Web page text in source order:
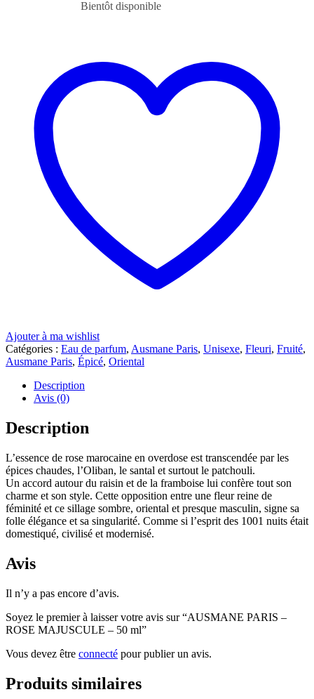
Ajouter à ma wishlist
Catégories : Eau de parfum, Ausmane Paris, Unisexe, Fleuri, Fruité,
Ausmane Paris, Épicé, Oriental
Description
Avis (0)
Description
L’essence de rose marocaine en overdose est transcendée par les
épices chaudes, l’Oliban, le santal et surtout le patchouli.
Un accord autour du raisin et de la framboise lui confère tout son
charme et son style. Cette opposition entre une fleur reine de
féminité et ce sillage sombre, oriental et presque masculin, signe sa
folle élégance et sa singularité. Comme si l’esprit des 1001 nuits était
domestiqué, civilisé et modernisé.
Avis
Il n’y a pas encore d’avis.
Soyez le premier à laisser votre avis sur “AUSMANE PARIS –
ROSE MAJUSCULE – 50 ml”
Vous devez être connecté pour publier un avis.
Produits similaires